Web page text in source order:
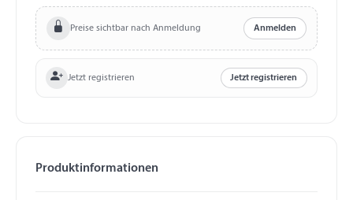
Preise sichtbar nach Anmeldung Anmelden
Jetzt registrieren Jetzt registrieren
Produktinformationen